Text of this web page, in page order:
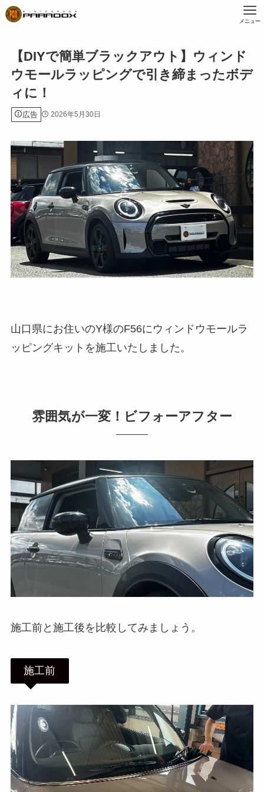
メニュー
【DIYで簡単ブラックアウト】ウィンド
ウモールラッピングで引き締まったボデ
ィに！
広告 2026年5月30日
山口県にお住いのY様のF56にウィンドウモールラ
ッピングキットを施工いたしました。
雰囲気が一変！ビフォーアフター
施工前と施工後を比較してみましょう。
施工前